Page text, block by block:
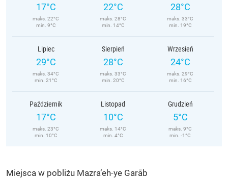
17°C
maks. 22°C
min. 9°C
22°C
maks. 28°C
min. 14°C
28°C
maks. 33°C
min. 19°C
Lipiec
29°C
maks. 34°C
min. 21°C
Sierpień
28°C
maks. 33°C
min. 20°C
Wrzesień
24°C
maks. 29°C
min. 16°C
Październik
17°C
maks. 23°C
min. 10°C
Listopad
10°C
maks. 14°C
min. 4°C
Grudzień
5°C
maks. 9°C
min. -1°C
Miejsca w pobliżu Mazra‘eh-ye Garāb